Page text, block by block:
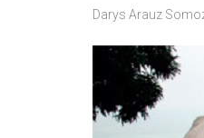
Darys Arauz